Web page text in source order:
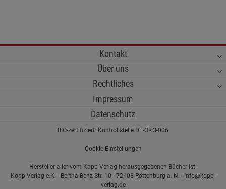
Kontakt
Über uns
Rechtliches
Impressum
Datenschutz
BIO-zertifiziert: Kontrollstelle DE-ÖKO-006
Cookie-Einstellungen
Hersteller aller vom Kopp Verlag herausgegebenen Bücher ist:
Kopp Verlag e.K. - Bertha-Benz-Str. 10 - 72108 Rottenburg a. N. - info@kopp-
verlag.de